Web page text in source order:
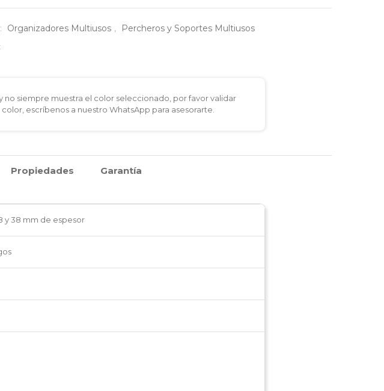
Percheros
largos
en
Organizadores Multiusos , Percheros y Soportes Multiusos
siempre muestra el color seleccionado, por favor validar
escríbenos a nuestro WhatsApp para asesorarte.
Propiedades Garantía
y 38 mm de espesor